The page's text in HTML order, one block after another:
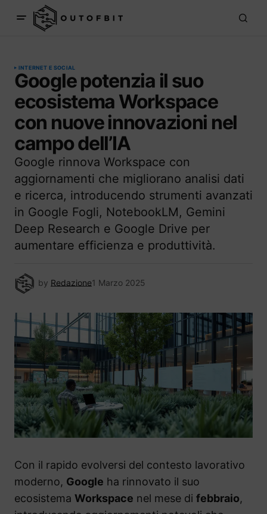
INTERNET E SOCIAL
Google potenzia il suo
ecosistema Workspace
con nuove innovazioni nel
campo dell’IA
Google rinnova Workspace con
aggiornamenti che migliorano analisi dati
e ricerca, introducendo strumenti avanzati
in Google Fogli, NotebookLM, Gemini
Deep Research e Google Drive per
aumentare efficienza e produttività.
by Redazione1 Marzo 2025
Con il rapido evolversi del contesto lavorativo
moderno, Google ha rinnovato il suo
ecosistema Workspace nel mese di febbraio,